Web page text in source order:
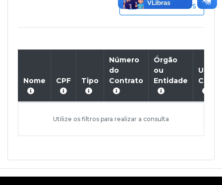
Dados Abertos
Nome CPF Tipo
Número
do
Contrato
Órgão
ou
Entidade
Utilize os filtros para realizar a consulta